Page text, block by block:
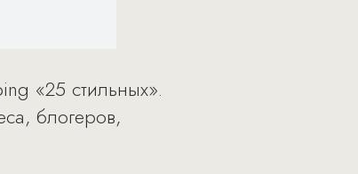
«25 стильных».
блогеров,